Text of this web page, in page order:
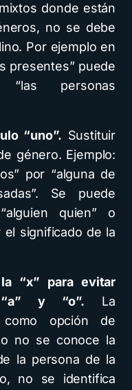
donde están
no se debe
Por ejemplo en
presentes” puede
“las personas
“uno”. Sustituir
género. Ejemplo:
por “alguna de
Se puede
quien” o
el significado de la
“x” para evitar
y “o”. La
opción de
no se conoce la
la persona de la
no se identifica